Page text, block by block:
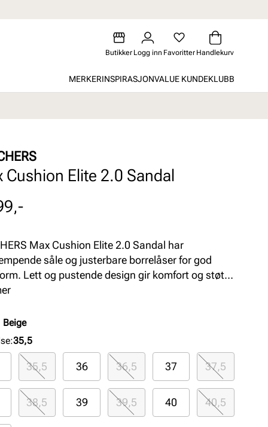
Butikker Logg inn Favoritter Handlekurv
MERKERINSPIRASJONVALUE KUNDEKLUBB
Cushion Elite 2.0 Sandal
Max Cushion Elite 2.0 Sandal har
såle og justerbare borrelåser for god
Lett og pustende design gir komfort og støtte
Beige
:35,5
35,5 36 36,5 37 37,5
38,5 39 39,5 40 40,5